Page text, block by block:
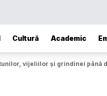
Cultură Academic
vijeliilor și grindinei până